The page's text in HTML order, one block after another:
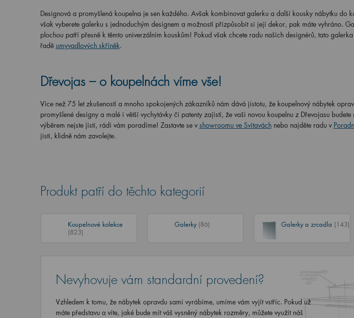
Designová a promyšlená koupelna je sen každého. Avšak kombinovat galerku a další kousky nábytku do
však vyberete galerku s jednoduchým designem a možností přizpůsobit si její dekor, pak máte vyhráno.
plochou patří přesně k těmto univerzálním kouskům! Pokud však chcete radu našich designérů, tato
řadě umyvadlových skříněk.
Dřevojas – o koupelnách víme vše!
Více než 75 let zkušeností a mnoho spokojených zákazníků nám dává jistotu, že koupelnový nábytek
promyšlené designy a malé i větší vychytávky či patenty zajistí, že vaši novou koupelnu z Dřevojasu
výběrem nejste jisti, rádi vám poradíme! Zastavte se v showroomu ve Svitavách nebo najděte radu v
jisti, klidně nám zavolejte.
Produkt patří do těchto kategorií
Koupelnové kolekce
(823)
Galerky (86) Galerky a zrcadla (143)
Nevyhovuje vám standardní provedení?
Vzhledem k tomu, že nábytek opravdu sami vyrábíme, umíme vám vyjít vstříc. Pokud už
máte představu a víte, jaké bude mít váš vysněný nábytek rozměry, můžete využít náš